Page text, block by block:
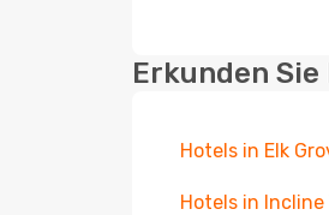
Erkunden
Hotels in Elk
Hotels in Incline